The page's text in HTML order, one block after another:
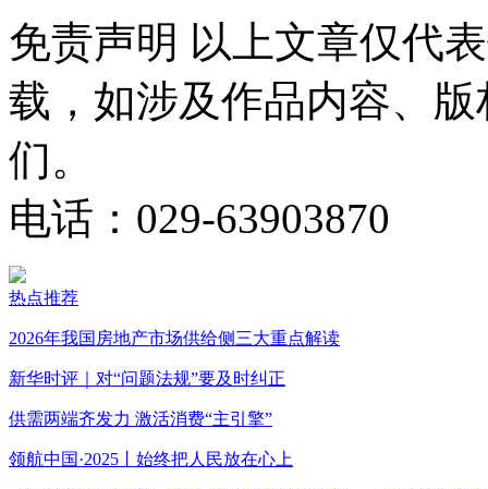
免责声明 以上文章仅代
载，如涉及作品内容、
们。
电话：029-63903870
热点推荐
2026年我国房地产市场供给侧三大重点解读
新华时评｜对“问题法规”要及时纠正
供需两端齐发力 激活消费“主引擎”
领航中国·2025丨始终把人民放在心上